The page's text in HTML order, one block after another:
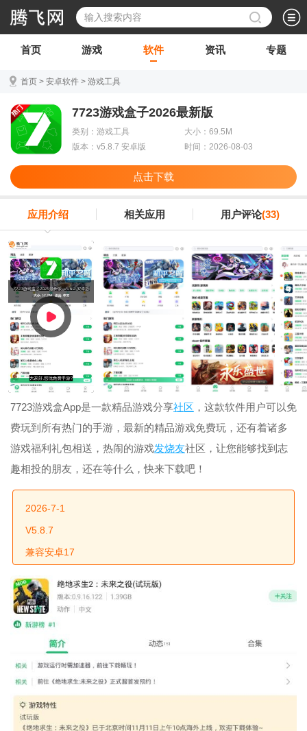
首页 游戏 软件 资讯 专题
首页 > 安卓软件 > 游戏工具
7723游戏盒子2026最新版
类别：游戏工具
大小：69.5M
版本：v5.8.7 安卓版
时间：2026-08-03
点击下载
应用介绍 相关应用 用户评论(33)
7723游戏盒App是一款精品游戏分享社区 ，这款软件用户可以免
费玩到所有热门的手游，最新的精品游戏免费玩，还有着诸多
游戏福利礼包相送，热闹的游戏发烧友社区，让您能够找到志
趣相投的朋友，还在等什么，快来下载吧！
2026-7-1
V5.8.7
兼容安卓17